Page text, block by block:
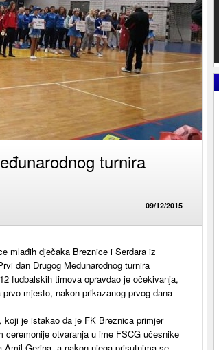
turnira
09/12/2015
mlađih dječaka Breznice i Serdara iz
dan Drugog Međunarodnog turnira
fudbalskih timova opravdao je očekivanja,
mjesto, nakon prikazanog prvog dana
je istakao da je FK Breznica primjer
otvaranja u ime FSCG učesnike